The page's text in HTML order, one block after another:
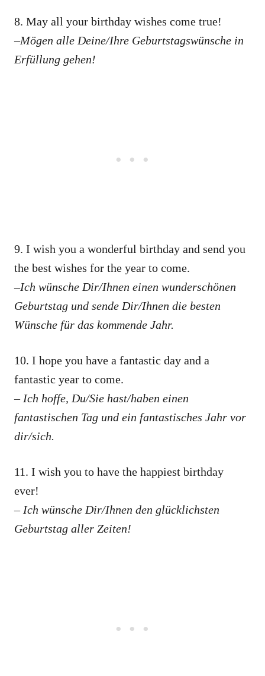
8. May all your birthday wishes come true!
–Mögen alle Deine/Ihre Geburtstagswünsche in
Erfüllung gehen!
9. I wish you a wonderful birthday and send you
the best wishes for the year to come.
–Ich wünsche Dir/Ihnen einen wunderschönen
Geburtstag und sende Dir/Ihnen die besten
Wünsche für das kommende Jahr.
10. I hope you have a fantastic day and a
fantastic year to come.
– Ich hoffe, Du/Sie hast/haben einen
fantastischen Tag und ein fantastisches Jahr vor
dir/sich.
11. I wish you to have the happiest birthday
ever!
– Ich wünsche Dir/Ihnen den glücklichsten
Geburtstag aller Zeiten!